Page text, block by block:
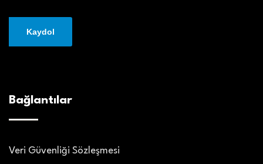
Bağlantılar
Veri Güvenliği Sözleşmesi